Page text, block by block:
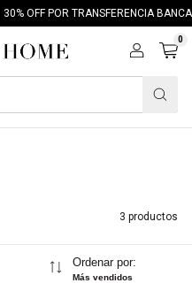
30% OFF POR TRANSFERENCIA
0
3 productos
Ordenar por:
Más vendidos